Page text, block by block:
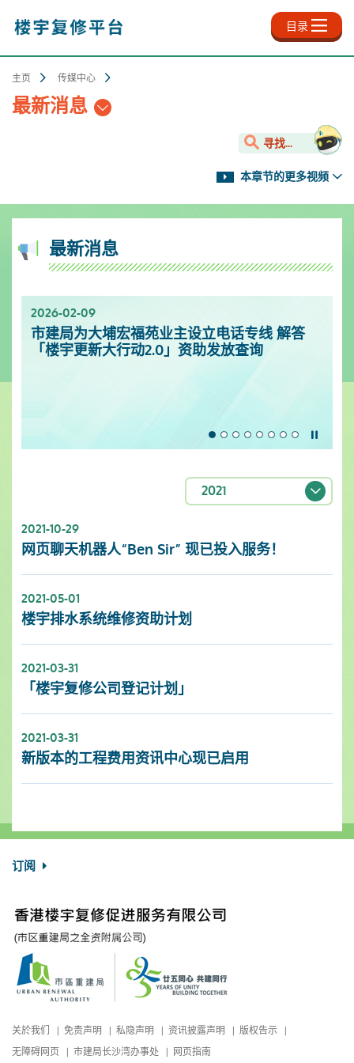
内
目录
主页 传媒中心
最新消息
寻找...
本章节的更多视频
最新消息
2026-02-09
市建局为大埔宏福苑业主设立电话专线 解答
「楼宇更新大行动2.0」资助发放查询
2025-11-18
新影片上架✨- 楼宇保养之道
2025-10-13
服务升级！楼宇复修资源中心延长开放时间
[周一至周日]
2025-09-30
「楼宇复修公司资料库」已於2025年9月更新
2025-06-27
「楼宇复修公司资料库」已於2025年6月更新
2025-03-25
「楼宇复修公司资料库」已於2025年3月更新
2025-01-10
市区更新电视特辑
2024-12-31
「楼宇复修公司资料库」已於2024年12月更新
2021
2021-10-29
网页聊天机器人“Ben Sir” 现已投入服务！
2021-05-01
楼宇排水系统维修资助计划
2021-03-31
「楼宇复修公司登记计划」
2021-03-31
新版本的工程费用资讯中心现已启用
订阅
关於我们 免责声明 私隐声明 资讯披露声明
版权告示
无障碍网页
市建局长沙湾办事处 网页指南